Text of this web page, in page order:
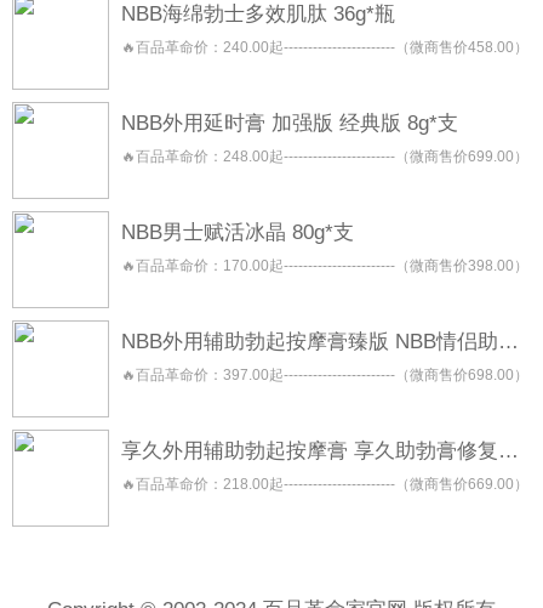
NBB海绵勃士多效肌肽 36g*瓶
🔥百品革命价：240.00起-----------------------（微商售价458.00）
NBB外用延时膏 加强版 经典版 8g*支
🔥百品革命价：248.00起-----------------------（微商售价699.00）
NBB男士赋活冰晶 80g*支
🔥百品革命价：170.00起-----------------------（微商售价398.00）
NBB外用辅助勃起按摩膏臻版 NBB情侣助勃按摩膏 NBB助勃膏
🔥百品革命价：397.00起-----------------------（微商售价698.00）
享久外用辅助勃起按摩膏 享久助勃膏修复型 享久助勃膏养护型
🔥百品革命价：218.00起-----------------------（微商售价669.00）